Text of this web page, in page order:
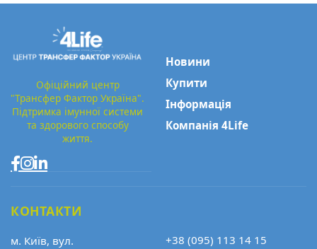
Офіційний центр
"Трансфер Фактор Україна".
Підтримка імунної системи
та здорового способу
життя.
Новини
Купити
Інформація
Компанія 4Life
КОНТАКТИ
м. Київ, вул. +38 (095) 113 14 15